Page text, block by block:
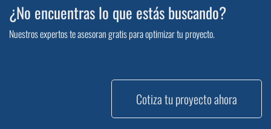
¿No encuentras lo que estás buscando?
Nuestros expertos te asesoran gratis para optimizar tu proyecto.
Cotiza tu proyecto ahora